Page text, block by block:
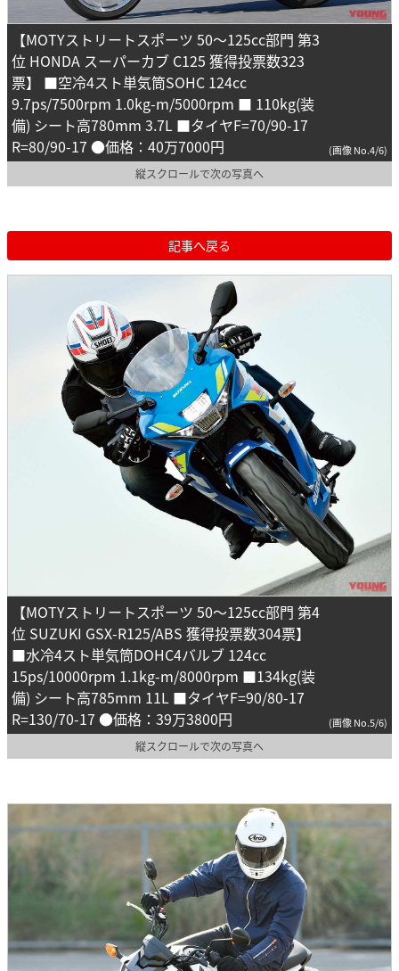
【MOTYストリートスポーツ 50～125cc部門 第3
位 HONDA スーパーカブ C125 獲得投票数323
票】 ■空冷4スト単気筒SOHC 124cc
9.7ps/7500rpm 1.0kg-m/5000rpm ■ 110kg(装
備) シート高780mm 3.7L ■タイヤF=70/90-17
R=80/90-17 ●価格：40万7000円
(画像 No.4/6)
縦スクロールで次の写真へ
記事へ戻る
【MOTYストリートスポーツ 50～125cc部門 第4
位 SUZUKI GSX-R125/ABS 獲得投票数304票】
■水冷4スト単気筒DOHC4バルブ 124cc
15ps/10000rpm 1.1kg-m/8000rpm ■134kg(装
備) シート高785mm 11L ■タイヤF=90/80-17
R=130/70-17 ●価格：39万3800円
(画像 No.5/6)
縦スクロールで次の写真へ